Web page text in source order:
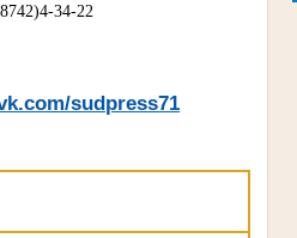
34-22
sudpress71